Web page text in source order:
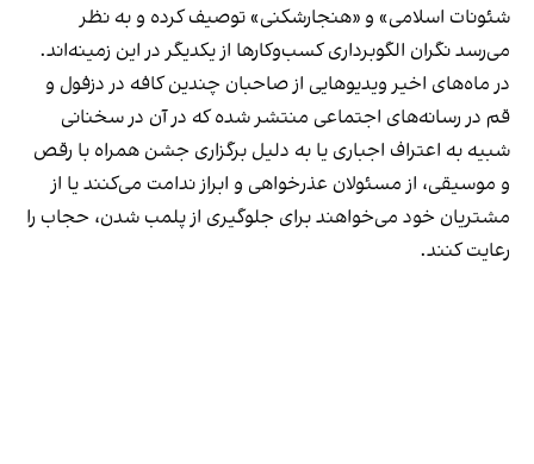
شئونات اسلامی» و «هنجارشکنی» توصیف کرده و به نظر
می‌رسد نگران الگوبرداری کسب‌وکارها از یکدیگر در این زمینه‌اند.
در ماه‌های اخیر ویدیوهایی از صاحبان چندین کافه در دزفول و
قم در رسانه‌های اجتماعی منتشر شده که در آن در سخنانی
شبیه به اعتراف اجباری یا به دلیل برگزاری جشن همراه با رقص
و موسیقی، از مسئولان عذرخواهی و ابراز ندامت می‌کنند یا از
مشتریان خود می‌خواهند برای جلوگیری از پلمب شدن، حجاب را
رعایت کنند.